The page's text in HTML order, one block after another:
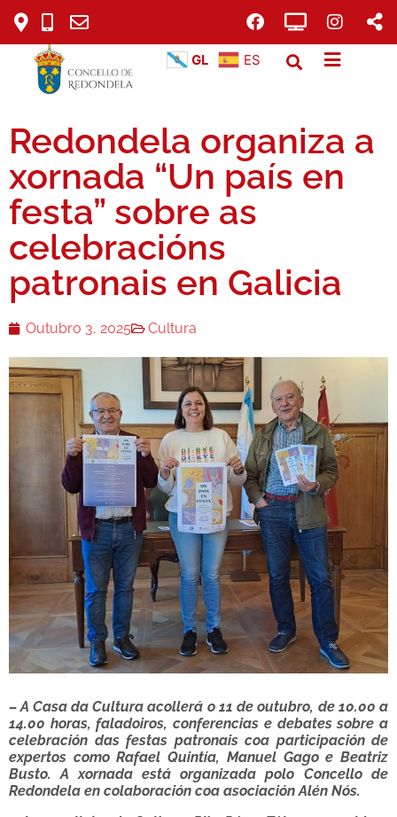
GL ES
Redondela organiza a
xornada “Un país en
festa” sobre as
celebracións
patronais en Galicia
Outubro 3, 2025 Cultura
– A Casa da Cultura acollerá o 11 de outubro, de 10.00 a
14.00 horas, faladoiros, conferencias e debates sobre a
celebración das festas patronais coa participación de
expertos como Rafael Quintía, Manuel Gago e Beatriz
Busto. A xornada está organizada polo Concello de
Redondela en colaboración coa asociación Alén Nós.